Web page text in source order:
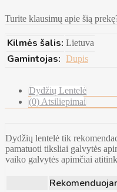
Turite klausimų apie šią
Kilmės šalis: Lietuva
Gamintojas: Dupis
Dydžių Lentelė
(0) Atsiliepimai
Dydžių lentelė tik
pamatuoti tiksliai galvytės
vaiko galvytės apimčiai